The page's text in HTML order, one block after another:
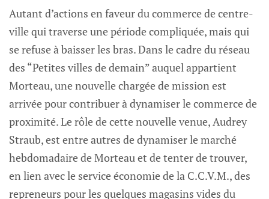
Autant d’actions en faveur du commerce de centre-
ville qui traverse une période compliquée, mais qui
se refuse à baisser les bras. Dans le cadre du réseau
des “Petites villes de demain” auquel appartient
Morteau, une nouvelle chargée de mission est
arrivée pour contribuer à dynamiser le commerce de
proximité. Le rôle de cette nouvelle venue, Audrey
Straub, est entre autres de dynamiser le marché
hebdomadaire de Morteau et de tenter de trouver,
en lien avec le service économie de la C.C.V.M., des
repreneurs pour les quelques magasins vides du